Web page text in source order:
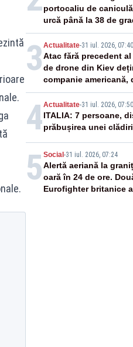
portocaliu de
urcă până la 38 de
devin tropicale
3 Actualitate-31 iul. 2026, 07:40
Atac fără precedent
de drone din Kiev
companie americană,
rachetă rusească
4Actualitate-31 iul. 2026, 07:50
ITALIA: 7 persoane,
prăbușirea unei
5 Social-31 iul. 2026, 07:24
Alertă aeriană la
oară în 24 de ore.
Eurofighter britanice